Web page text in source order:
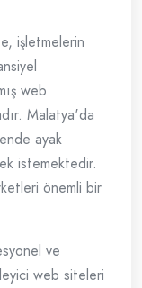
işletmelerin
web
Malatya'da
ayak
istemektedir.
önemli bir
ve
web siteleri